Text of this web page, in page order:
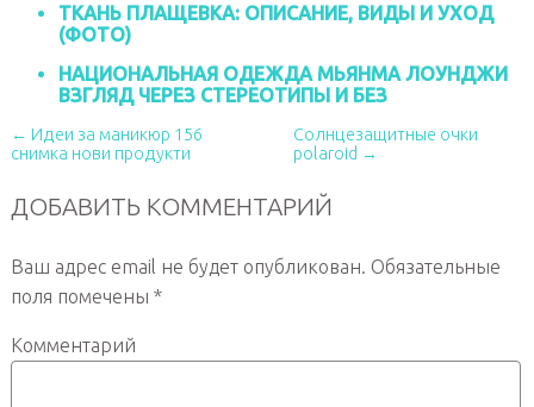
ТКАНЬ ПЛАЩЕВКА: ОПИСАНИЕ, ВИДЫ И УХОД
(ФОТО)
НАЦИОНАЛЬНАЯ ОДЕЖДА МЬЯНМА ЛОУНДЖИ
ВЗГЛЯД ЧЕРЕЗ СТЕРЕОТИПЫ И БЕЗ
← Идеи за маникюр 156
снимка нови продукти
Солнцезащитные очки
polaroid →
ДОБАВИТЬ КОММЕНТАРИЙ
Ваш адрес email не будет опубликован. Обязательные
поля помечены *
Комментарий